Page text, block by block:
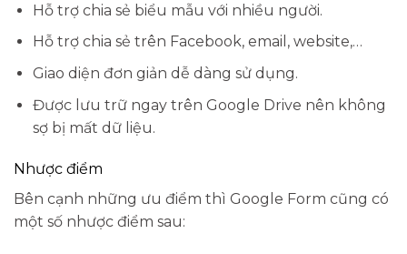
Hỗ trợ chia sẻ biểu mẫu với nhiều người.
Hỗ trợ chia sẻ trên Facebook, email, website,…
Giao diện đơn giản dễ dàng sử dụng.
Được lưu trữ ngay trên Google Drive nên không
sợ bị mất dữ liệu.
Nhược điểm
Bên cạnh những ưu điểm thì Google Form cũng có
một số nhược điểm sau: